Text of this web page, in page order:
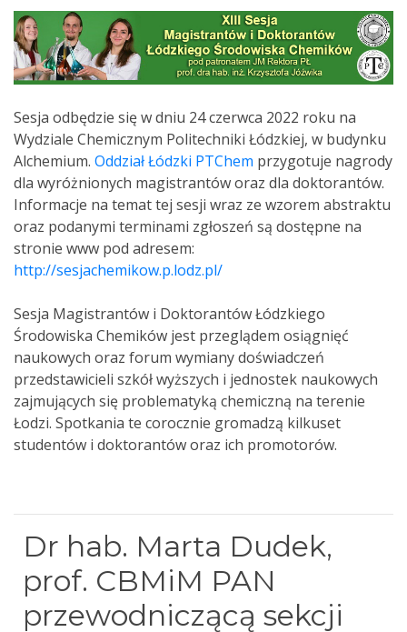
Sesja odbędzie się w dniu 24 czerwca 2022 roku na
Wydziale Chemicznym Politechniki Łódzkiej, w budynku
Alchemium. Oddział Łódzki PTChem przygotuje nagrody
dla wyróżnionych magistrantów oraz dla doktorantów.
Informacje na temat tej sesji wraz ze wzorem abstraktu
oraz podanymi terminami zgłoszeń są dostępne na
stronie www pod adresem:
http://sesjachemikow.p.lodz.pl/
Sesja Magistrantów i Doktorantów Łódzkiego
Środowiska Chemików jest przeglądem osiągnięć
naukowych oraz forum wymiany doświadczeń
przedstawicieli szkół wyższych i jednostek naukowych
zajmujących się problematyką chemiczną na terenie
Łodzi. Spotkania te corocznie gromadzą kilkuset
studentów i doktorantów oraz ich promotorów.
Dr hab. Marta Dudek,
prof. CBMiM PAN
przewodniczącą sekcji